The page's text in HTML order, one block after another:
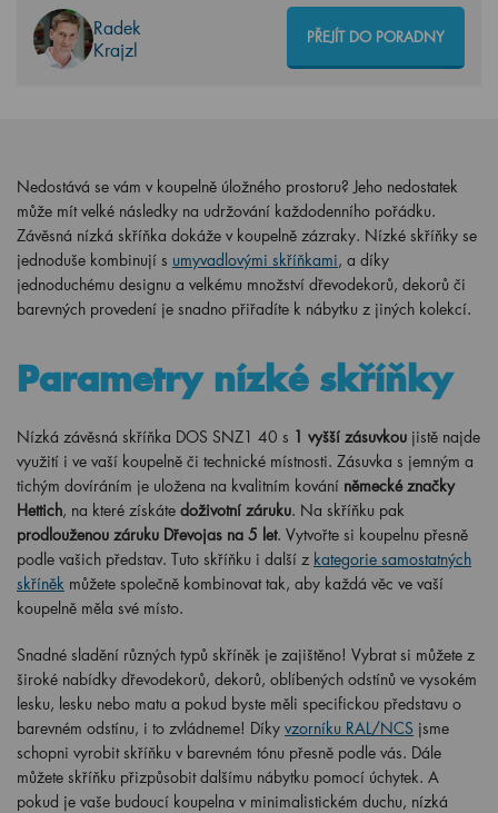
Radek
Krajzl
PŘEJÍT DO PORADNY
Nedostává se vám v koupelně úložného prostoru? Jeho nedostatek
může mít velké následky na udržování každodenního pořádku.
Závěsná nízká skříňka dokáže v koupelně zázraky. Nízké skříňky se
jednoduše kombinují s umyvadlovými skříňkami, a díky
jednoduchému designu a velkému množství dřevodekorů, dekorů či
barevných provedení je snadno přiřadíte k nábytku z jiných kolekcí.
Parametry nízké skříňky
Nízká závěsná skříňka DOS SNZ1 40 s 1 vyšší zásuvkou jistě najde
využití i ve vaší koupelně či technické místnosti. Zásuvka s jemným a
tichým dovíráním je uložena na kvalitním kování německé značky
Hettich, na které získáte doživotní záruku. Na skříňku pak
prodlouženou záruku Dřevojas na 5 let. Vytvořte si koupelnu přesně
podle vašich představ. Tuto skříňku i další z kategorie samostatných
skříněk můžete společně kombinovat tak, aby každá věc ve vaší
koupelně měla své místo.
Snadné sladění různých typů skříněk je zajištěno! Vybrat si můžete z
široké nabídky dřevodekorů, dekorů, oblíbených odstínů ve vysokém
lesku, lesku nebo matu a pokud byste měli specifickou představu o
barevném odstínu, i to zvládneme! Díky vzorníku RAL/NCS jsme
schopni vyrobit skříňku v barevném tónu přesně podle vás. Dále
můžete skříňku přizpůsobit dalšímu nábytku pomocí úchytek. A
pokud je vaše budoucí koupelna v minimalistickém duchu, nízká